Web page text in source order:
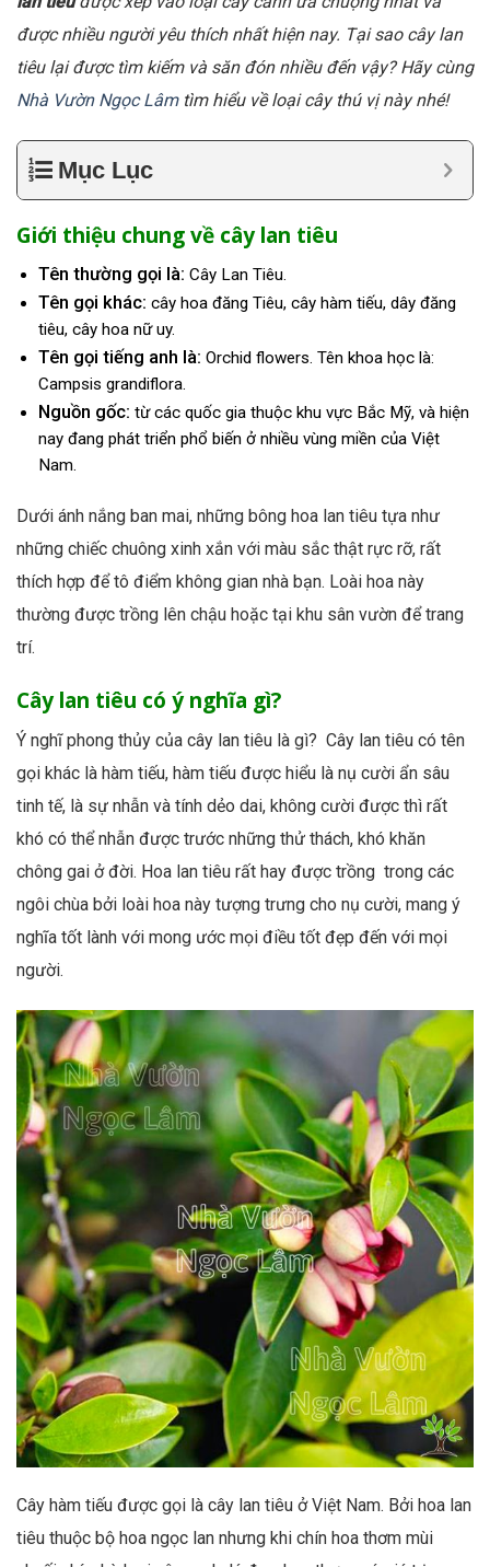
được nhiều người yêu thích nhất hiện nay. Tại sao cây lan
tiêu lại được tìm kiếm và săn đón nhiều đến vậy? Hãy cùng
Nhà Vườn Ngọc Lâmtìm hiểu về loại cây thú vị này nhé!
Mục Lục
Giới thiệu chung về cây lan tiêu
Tên thường gọi là: Cây Lan Tiêu.
Tên gọi khác: cây hoa đăng Tiêu, cây hàm tiếu, dây đăng
tiêu, cây hoa nữ uy.
Tên gọi tiếng anh là: Orchid flowers. Tên khoa học là:
Campsis grandiflora.
Nguồn gốc: từ các quốc gia thuộc khu vực Bắc Mỹ, và hiện
nay đang phát triển phổ biến ở nhiều vùng miền của Việt
Nam.
Dưới ánh nắng ban mai, những bông hoa lan tiêu tựa như
những chiếc chuông xinh xắn với màu sắc thật rực rỡ, rất
thích hợp để tô điểm không gian nhà bạn. Loài hoa này
thường được trồng lên chậu hoặc tại khu sân vườn để trang
trí.
Cây lan tiêu có ý nghĩa gì?
Ý nghĩ phong thủy của cây lan tiêu là gì? Cây lan tiêu có tên
gọi khác là hàm tiếu, hàm tiếu được hiểu là nụ cười ẩn sâu
tinh tế, là sự nhẫn và tính dẻo dai, không cười được thì rất
khó có thể nhẫn được trước những thử thách, khó khăn
chông gai ở đời. Hoa lan tiêu rất hay được trồng trong các
ngôi chùa bởi loài hoa này tượng trưng cho nụ cười, mang ý
nghĩa tốt lành với mong ước mọi điều tốt đẹp đến với mọi
người.
Cây hàm tiếu được gọi là cây lan tiêu ở Việt Nam. Bởi hoa lan
tiêu thuộc bộ hoa ngọc lan nhưng khi chín hoa thơm mùi